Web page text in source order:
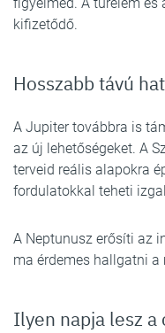
figyelmed. A türelem és
kifizetődő.
Hosszabb távú
A Jupiter továbbra is
az új lehetőségeket. A
terveid reális alapokra
fordulatokkal teheti
A Neptunusz erősíti az
ma érdemes hallgatni a
Ilyen napja lesz